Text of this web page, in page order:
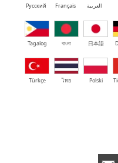
العربية Français
Русский
日本語
বাংলা
Tagalog
Polski
ไทย
Türkçe